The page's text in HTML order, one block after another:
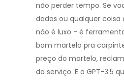
não perder tempo. Se
dados ou qualquer coisa
não é luxo - é
bom martelo pra
preço do martelo,
do serviço. E o GPT-3.5